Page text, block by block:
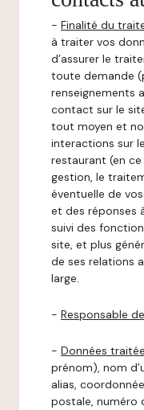
- Finalité du
à traiter vos
d’assurer le
toute demande
renseignements
contact sur le
tout moyen et
interactions sur
restaurant (en
gestion, le
éventuelle de
et des réponses
suivi des
site, et plus
de ses relations
large.
- Responsable
- Données
prénom), nom
alias,
postale, numéro